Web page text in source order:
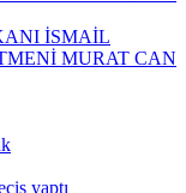
İSMAİL
MURAT CAN